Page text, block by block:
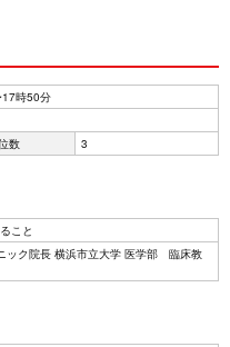
時50分
数 3
こと
ック院長 横浜市立大学 医学部 臨床教